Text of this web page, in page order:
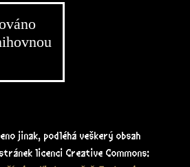
jinak, podléhá veškerý obsah
licenci Creative Commons: